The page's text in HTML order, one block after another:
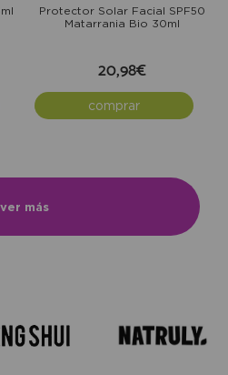
Protector Solar Facial SPF50
Matarrania Bio 30ml
20,98€
comprar
ver más